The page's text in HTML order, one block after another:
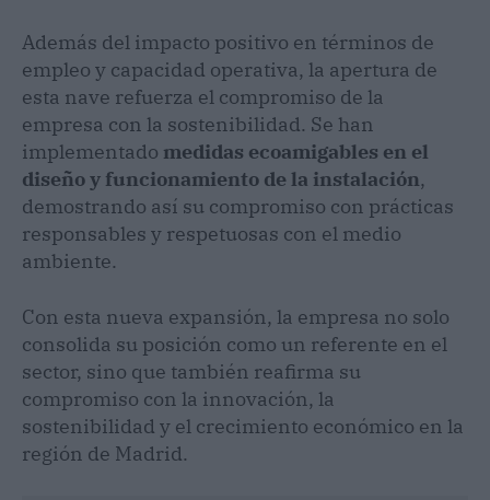
Además del impacto positivo en términos de
empleo y capacidad operativa, la apertura de
esta nave refuerza el compromiso de la
empresa con la sostenibilidad. Se han
implementado medidas ecoamigables en el
diseño y funcionamiento de la instalación,
demostrando así su compromiso con prácticas
responsables y respetuosas con el medio
ambiente.
Con esta nueva expansión, la empresa no solo
consolida su posición como un referente en el
sector, sino que también reafirma su
compromiso con la innovación, la
sostenibilidad y el crecimiento económico en la
región de Madrid.